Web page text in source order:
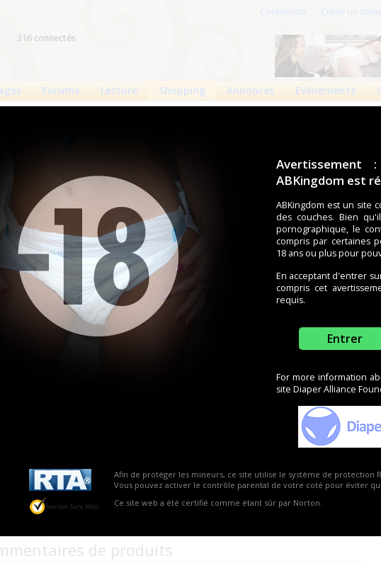
ABKingdom est
ABKingdom est un site
des couches. Bien
pornographique, le
compris par certaines
18 ans ou plus pour
En acceptant d'entrer
compris cet
requis.
Entrer
For more information
site Diaper Alliance
Afin de protéger les mineurs, ce site utilise le système de protection
Vous pouvez activer le contrôle parental de votre coté pour éviter
Ce site web a été certifié comme étant sûr par Norton.
Connexion Créer un
316 connectés
Forums Lecture Shopping Annonces Evènements
les meilleures couches (Tena, Abena, Molicare, Comficare, Confiance, Depend,
les meilleurs produits aussi bien pour les fétichistes des couches que pour
Les plus récents Trier par nom
LilPants Suprem
Norm...
de produits